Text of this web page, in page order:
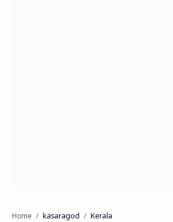
Home kasaragod Kerala